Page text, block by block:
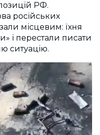
РФ.
російських
місцевим: їхня
і перестали писати
ситуацію.